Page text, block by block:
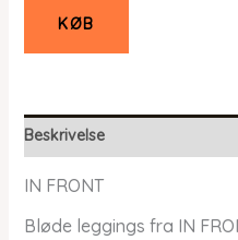
KØB
Beskrivelse
IN FRONT
Bløde leggings fra IN